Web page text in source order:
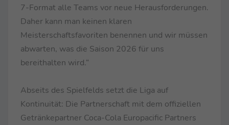
7-Format alle Teams vor neue Herausforderungen.
Daher kann man keinen klaren
Meisterschaftsfavoriten benennen und wir müssen
abwarten, was die Saison 2026 für uns
bereithalten wird.“
Abseits des Spielfelds setzt die Liga auf
Kontinuität: Die Partnerschaft mit dem offiziellen
Getränkepartner Coca-Cola Europacific Partners